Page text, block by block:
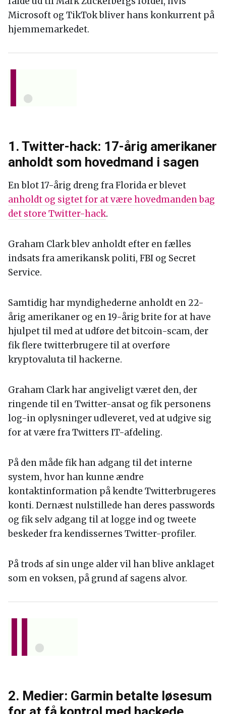
Microsoft og TikTok bliver hans konkurrent på
hjemmemarkedet.
1. Twitter-hack: 17-årig amerikaner
anholdt som hovedmand i sagen
En blot 17-årig dreng fra Florida er blevet
anholdt og sigtet for at være hovedmanden bag
det store Twitter-hack.
Graham Clark blev anholdt efter en fælles
indsats fra amerikansk politi, FBI og Secret
Service.
Samtidig har myndighederne anholdt en 22-
årig amerikaner og en 19-årig brite for at have
hjulpet til med at udføre det bitcoin-scam, der
fik flere twitterbrugere til at overføre
kryptovaluta til hackerne.
Graham Clark har angiveligt været den, der
ringende til en Twitter-ansat og fik personens
log-in oplysninger udleveret, ved at udgive sig
for at være fra Twitters IT-afdeling.
På den måde fik han adgang til det interne
system, hvor han kunne ændre
kontaktinformation på kendte Twitterbrugeres
konti. Dernæst nulstillede han deres passwords
og fik selv adgang til at logge ind og tweete
beskeder fra kendissernes Twitter-profiler.
På trods af sin unge alder vil han blive anklaget
som en voksen, på grund af sagens alvor.
2. Medier: Garmin betalte løsesum